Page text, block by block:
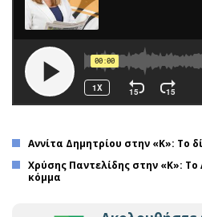
Αννίτα Δημητρίου στην «Κ»: Το
Χρύσης Παντελίδης στην «K»: Το
κόμμα